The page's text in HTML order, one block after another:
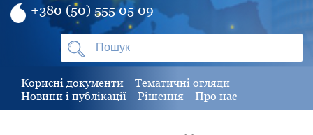
+380 (50) 555 05 09
Корисні документи
Тематичні огляди
Новини і публікації
Рішення Про нас